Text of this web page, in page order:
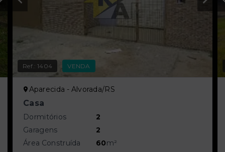
Ref.:1404 VENDA
Aparecida - Alvorada/RS
Casa
Dormitórios
2
Garagens
2
Área Construída
60m²